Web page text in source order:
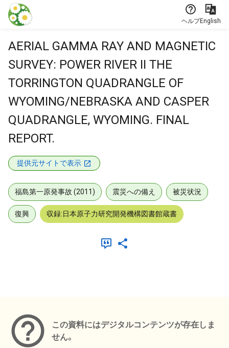
本文に飛ぶ
ヘルプEnglish
AERIAL GAMMA RAY AND MAGNETIC
SURVEY: POWER RIVER II THE
TORRINGTON QUADRANGLE OF
WYOMING/NEBRASKA AND CASPER
QUADRANGLE, WYOMING. FINAL
REPORT.
提供元サイトで表示
福島第一原発事故 (2011) 震災への備え 被災状況
復興 収録:日本原子力研究開発機構図書館蔵書
この資料にはデジタルコンテンツが存在しま
せん。